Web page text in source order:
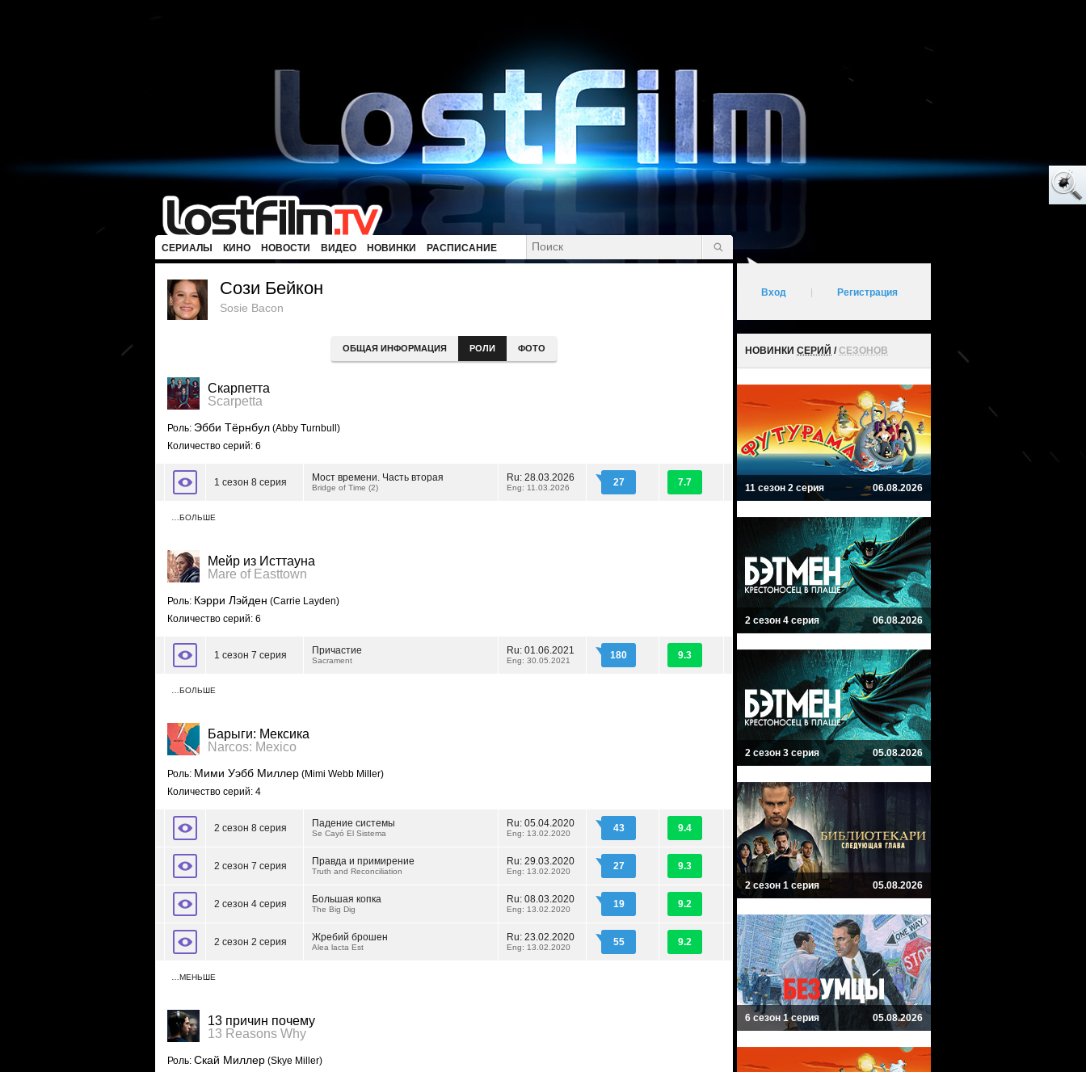
СЕРИАЛЫ КИНО НОВОСТИ ВИДЕО НОВИНКИ РАСПИСАНИЕ
Сози Бейкон
Sosie Bacon
ОБЩАЯ ИНФОРМАЦИЯ РОЛИ ФОТО
Скарпетта
Scarpetta
Роль: Эбби Тёрнбул (Abby Turnbull)
Количество серий: 6
1 сезон 8 серия Мост времени. Часть вторая
Bridge of Time (2)
Ru: 28.03.2026
Eng: 11.03.2026 27 7.7
…БОЛЬШЕ
Мейр из Исттауна
Mare of Easttown
Роль: Кэрри Лэйден (Carrie Layden)
Количество серий: 6
1 сезон 7 серия Причастие
Sacrament
Ru: 01.06.2021
Eng: 30.05.2021 180 9.3
…БОЛЬШЕ
Барыги: Мексика
Narcos: Mexico
Роль: Мими Уэбб Миллер (Mimi Webb Miller)
Количество серий: 4
2 сезон 8 серия Падение системы
Se Cayó El Sistema
Ru: 05.04.2020
Eng: 13.02.2020 43 9.4
2 сезон 7 серия Правда и примирение
Truth and Reconciliation
Ru: 29.03.2020
Eng: 13.02.2020 27 9.3
2 сезон 4 серия Большая копка
The Big Dig
Ru: 08.03.2020
Eng: 13.02.2020 19 9.2
2 сезон 2 серия Жребий брошен
Alea lacta Est
Ru: 23.02.2020
Eng: 13.02.2020 55 9.2
…МЕНЬШЕ
13 причин почему
13 Reasons Why
Роль: Скай Миллер (Skye Miller)
Вход Регистрация
НОВИНКИ СЕРИЙ /СЕЗОНОВ
11 сезон 2 серия 06.08.2026
2 сезон 4 серия 06.08.2026
2 сезон 3 серия 05.08.2026
2 сезон 1 серия 05.08.2026
6 сезон 1 серия 05.08.2026